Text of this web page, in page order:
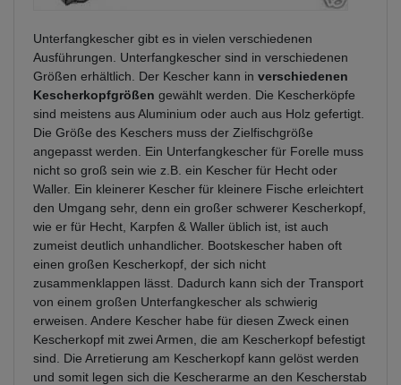
Unterfangkescher gibt es in vielen verschiedenen
Ausführungen. Unterfangkescher sind in verschiedenen
Größen erhältlich. Der Kescher kann in verschiedenen
Kescherkopfgrößen gewählt werden. Die Kescherköpfe
sind meistens aus Aluminium oder auch aus Holz gefertigt.
Die Größe des Keschers muss der Zielfischgröße
angepasst werden. Ein Unterfangkescher für Forelle muss
nicht so groß sein wie z.B. ein Kescher für Hecht oder
Waller. Ein kleinerer Kescher für kleinere Fische erleichtert
den Umgang sehr, denn ein großer schwerer Kescherkopf,
wie er für Hecht, Karpfen & Waller üblich ist, ist auch
zumeist deutlich unhandlicher. Bootskescher haben oft
einen großen Kescherkopf, der sich nicht
zusammenklappen lässt. Dadurch kann sich der Transport
von einem großen Unterfangkescher als schwierig
erweisen. Andere Kescher habe für diesen Zweck einen
Kescherkopf mit zwei Armen, die am Kescherkopf befestigt
sind. Die Arretierung am Kescherkopf kann gelöst werden
und somit legen sich die Kescherarme an den Kescherstab